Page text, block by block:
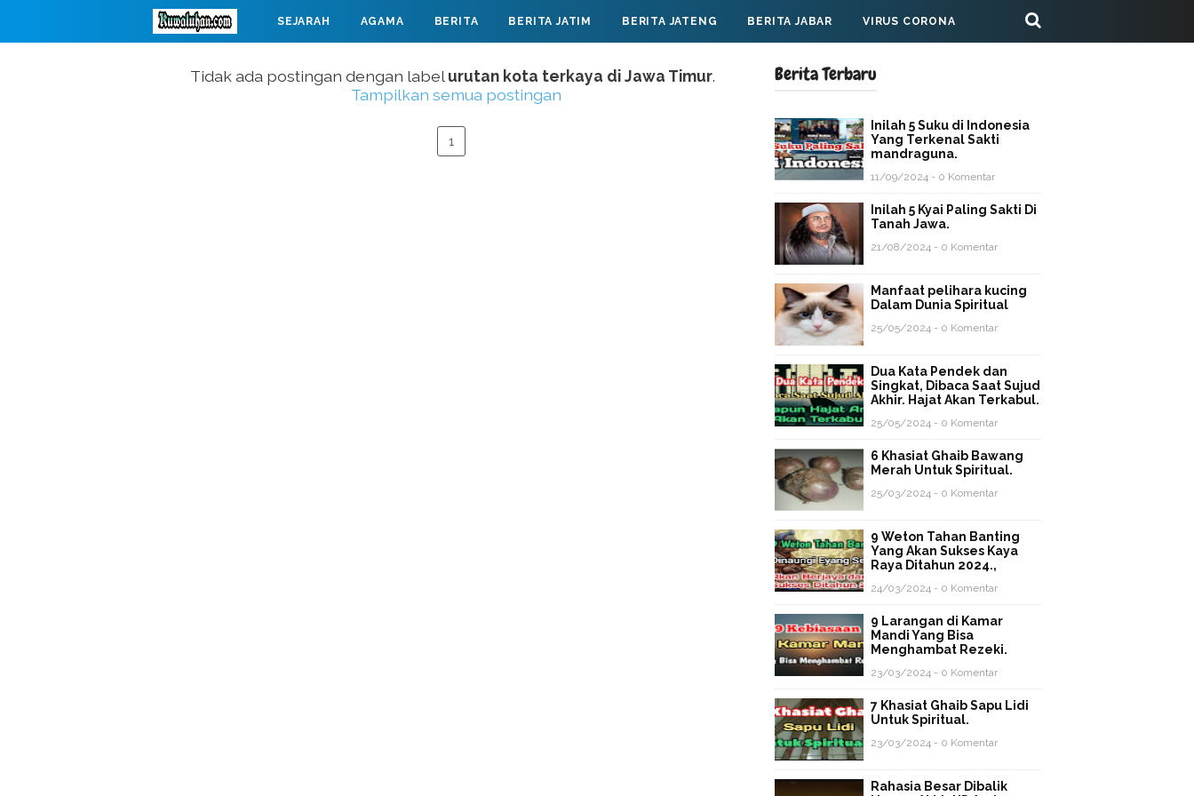
SEJARAH AGAMA BERITA BERITA JATIM BERITA JATENG BERITA JABAR VIRUS CORONA
Tidak ada postingan dengan labelurutan kota terkaya di Jawa Timur.
Tampilkan semua postingan
1
Berita Terbaru
Inilah 5 Suku di Indonesia
Yang Terkenal Sakti
mandraguna.
11/09/2024 - 0 Komentar
Inilah 5 Kyai Paling Sakti Di
Tanah Jawa.
21/08/2024 - 0 Komentar
Manfaat pelihara kucing
Dalam Dunia Spiritual
25/05/2024 - 0 Komentar
Dua Kata Pendek dan
Singkat, Dibaca Saat Sujud
Akhir. Hajat Akan Terkabul.
25/05/2024 - 0 Komentar
6 Khasiat Ghaib Bawang
Merah Untuk Spiritual.
25/03/2024 - 0 Komentar
9 Weton Tahan Banting
Yang Akan Sukses Kaya
Raya Ditahun 2024.,
24/03/2024 - 0 Komentar
9 Larangan di Kamar
Mandi Yang Bisa
Menghambat Rezeki.
23/03/2024 - 0 Komentar
7 Khasiat Ghaib Sapu Lidi
Untuk Spiritual.
23/03/2024 - 0 Komentar
Rahasia Besar Dibalik